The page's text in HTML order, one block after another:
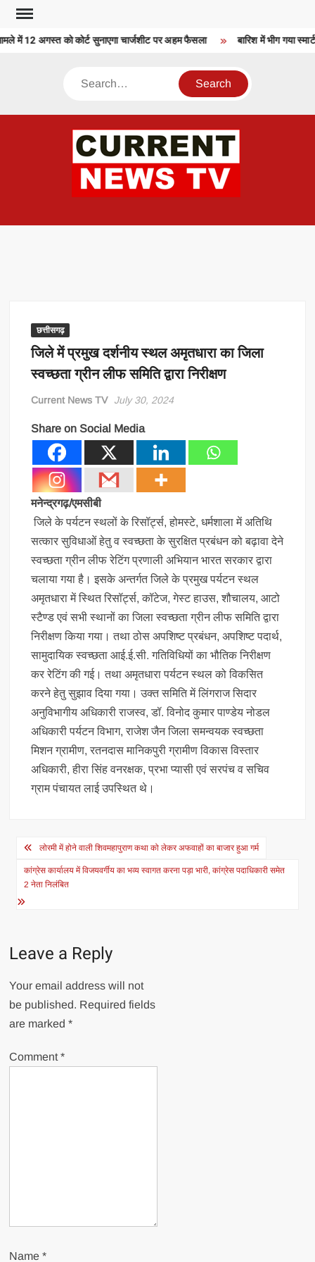
Skip
content
में 12 अगस्त को कोर्ट सुनाएगा चार्जशीट पर अहम फैसला बारिश में भीग गया
Search
छत्तीसगढ़
जिले में प्रमुख दर्शनीय स्थल अमृतधारा का जिला
स्वच्छता ग्रीन लीफ समिति द्वारा निरीक्षण
Current News TV July 30, 2024
Share on Social Media
मनेन्द्रगढ़/एमसीबी
जिले के पर्यटन स्थलों के रिसॉर्ट्स, होमस्टे, धर्मशाला में अतिथि
सत्कार सुविधाओं हेतु व स्वच्छता के सुरक्षित प्रबंधन को बढ़ावा देने
स्वच्छता ग्रीन लीफ रेटिंग प्रणाली अभियान भारत सरकार द्वारा
चलाया गया है। इसके अन्तर्गत जिले के प्रमुख पर्यटन स्थल
अमृतधारा में स्थित रिसॉर्ट्स, कॉटेज, गेस्ट हाउस, शौचालय, आटो
स्टैण्ड एवं सभी स्थानों का जिला स्वच्छता ग्रीन लीफ समिति द्वारा
निरीक्षण किया गया। तथा ठोस अपशिष्ट प्रबंधन, अपशिष्ट पदार्थ,
सामुदायिक स्वच्छता आई.ई.सी. गतिविधियों का भौतिक निरीक्षण
कर रेटिंग की गई। तथा अमृतधारा पर्यटन स्थल को विकसित
करने हेतु सुझाव दिया गया। उक्त समिति में लिंगराज सिदार
अनुविभागीय अधिकारी राजस्व, डॉ. विनोद कुमार पाण्डेय नोडल
अधिकारी पर्यटन विभाग, राजेश जैन जिला समन्वयक स्वच्छता
मिशन ग्रामीण, रतनदास मानिकपुरी ग्रामीण विकास विस्तार
अधिकारी, हीरा सिंह वनरक्षक, प्रभा प्यासी एवं सरपंच व सचिव
ग्राम पंचायत लाई उपस्थित थे।
Post
navigation
लोरमी में होने वाली शिवमहापुराण कथा को लेकर अफवाहों का बाजार हुआ गर्म
कांग्रेस कार्यालय में विजयवर्गीय का भव्य स्वागत करना पड़ा भारी, कांग्रेस पदाधिकारी समेत
2 नेता निलंबित
Leave a Reply
Your email address will not
be published. Required fields
are marked*
Comment*
Name*